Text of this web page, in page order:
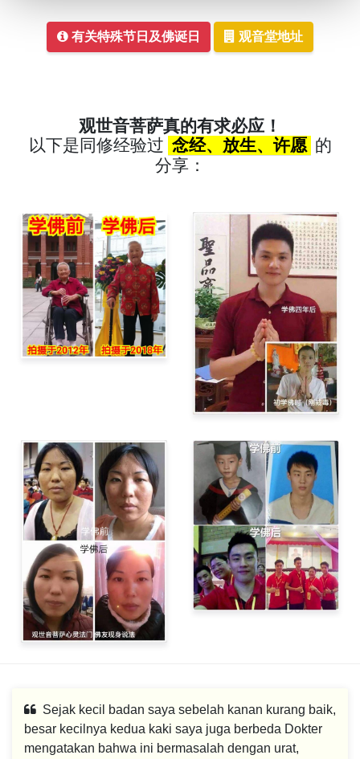
有关特殊节日及佛诞日 观音堂地址
观世音菩萨真的有求必应！
以下是同修经验过 念经、放生、许愿 的
分享：
Sejak kecil badan saya sebelah kanan kurang baik,
besar kecilnya kedua kaki saya juga berbeda Dokter
mengatakan bahwa ini bermasalah dengan urat,